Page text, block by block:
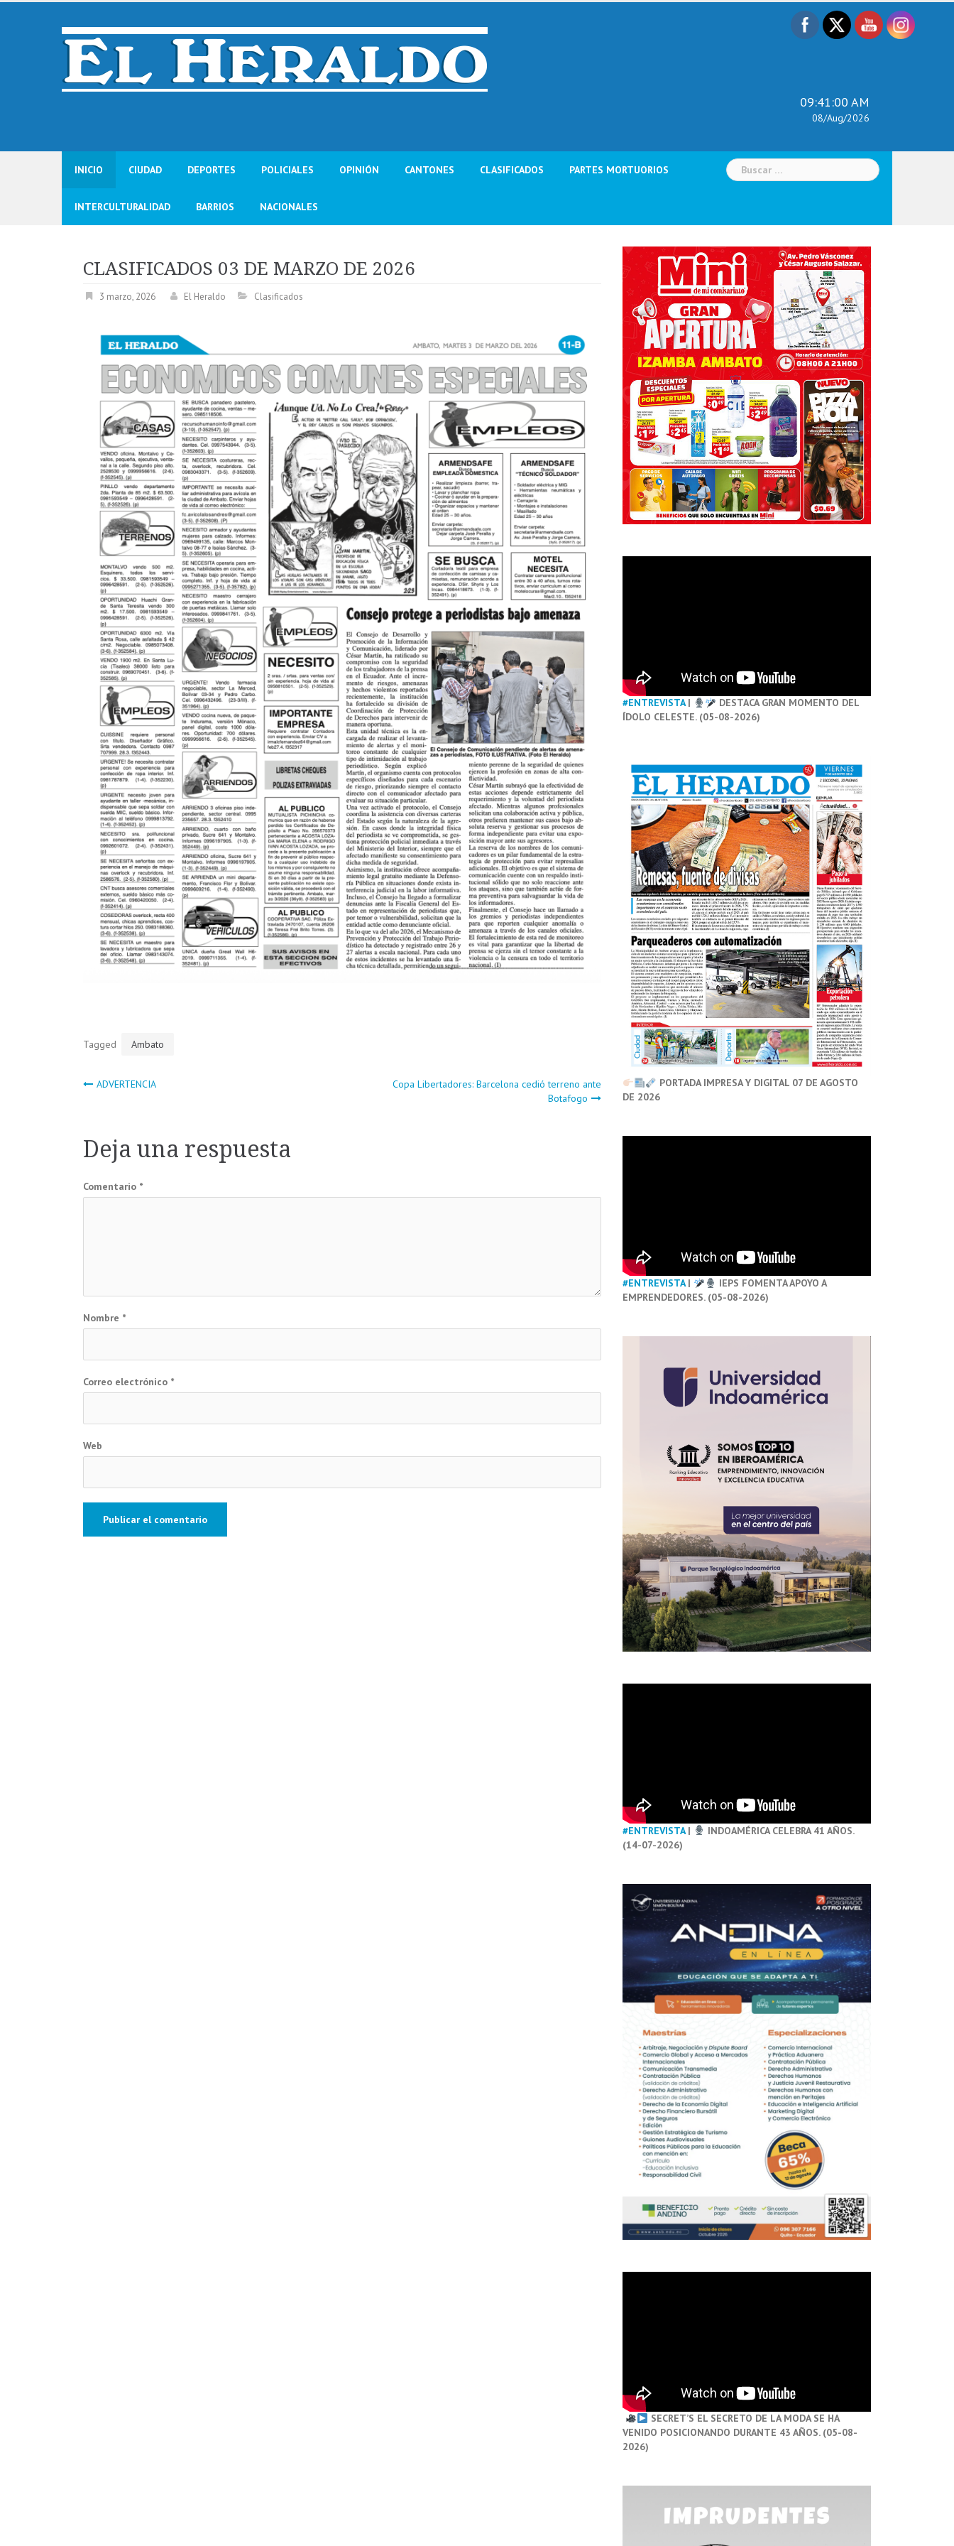
Skip
09:41:01 AM
08/Aug/2026
INICIO CIUDAD DEPORTES POLICIALES OPINIÓN CANTONES CLASIFICADOS PARTES MORTUORIOS
INTERCULTURALIDAD BARRIOS NACIONALES
Buscar:
CLASIFICADOS 03 DE MARZO DE 2026
3 marzo, 2026 El Heraldo Clasificados
Tagged Ambato
Navegación
entradas
ADVERTENCIA
Copa Libertadores: Barcelona cedió terreno ante
Botafogo
Deja una respuesta
Comentario *
Nombre *
Correo electrónico *
Web
#ENTREVISTA|
DESTACA GRAN MOMENTO DEL
ÍDOLO CELESTE. (05-08-2026)
PORTADA IMPRESA Y DIGITAL 07 DE AGOSTO
DE 2026
#ENTREVISTA|
IEPS FOMENTA APOYO A
EMPRENDEDORES. (05-08-2026)
#ENTREVISTA|
INDOAMÉRICA CELEBRA 41 AÑOS.
(14-07-2026)
SECRET’S EL SECRETO DE LA MODA SE HA
VENIDO POSICIONANDO DURANTE 43 AÑOS. (05-08-
2026)